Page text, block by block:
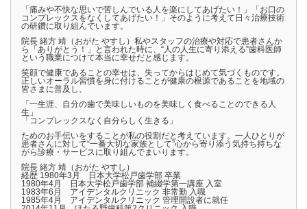
「痛みや不快な思いで苦しんでいる人を楽にしてあげたい！」「お口の
コンプレックスをなくしてあげたい！」そのように考えて日々治療技術
の研鑽に取り組んでいます。
院長 緒方 靖（おがた やすし）私やスタッフの治療や対応で患者さんか
ら「ありがとう！」と言われた時に、“人の人生に寄り添える”歯科医師
という職業につけて本当に幸せだと感じます。
笑顔で健康であることの幸せは、失ってからはじめて気づくものです。
正しいオーラル習慣を身に付けることが健康の根源であることを地域の
皆さまに普及し、
「一生涯、自分の歯で美味しいものを美味しく食べることのできる人
生」
「コンプレックスなく自分らしく生きる」
ためのお手伝いをすることが私の役割だと考えています。一人ひとりが
患者さんに対して“一番大切な家族として”心から寄り添う気持ち持ちな
がら診療・サービスに取り組んでまいります。
院長 緒方 靖（おがた やすし）
経歴 1980年3月 日本大学松戸歯学部 卒業
1980年4月 日本大学松戸歯学部 補綴学第一講座 入室
1983年6月 アイデンタルクリニック 非常勤 入職
1985年4月 アイデンタルクリニック 管理開設者に就任